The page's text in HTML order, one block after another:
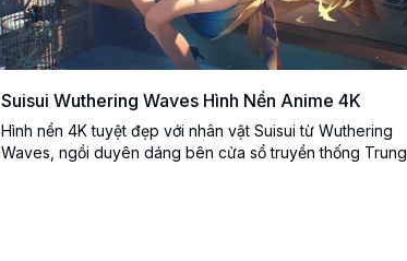
Suisui Wuthering Waves Hình Nền Anime 4K
Hình nền 4K tuyệt đẹp với nhân vật Suisui từ Wuthering
Waves, ngồi duyên dáng bên cửa sổ truyền thống Trung